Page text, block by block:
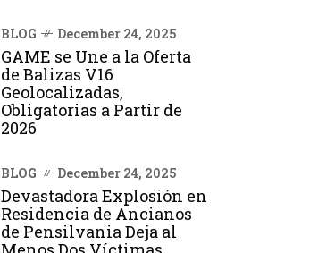
BLOG December 24, 2025
GAME se Une a la Oferta
de Balizas V16
Geolocalizadas,
Obligatorias a Partir de
2026
BLOG December 24, 2025
Devastadora Explosión en
Residencia de Ancianos
de Pensilvania Deja al